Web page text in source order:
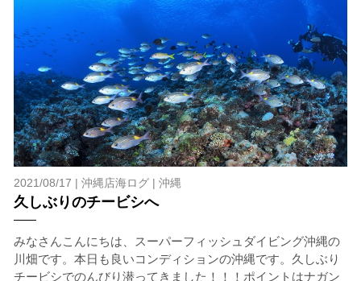
2021/08/17 | 沖縄店海ログ| 沖縄
久しぶりのチービシへ
みなさんこんにちは、スーパーフィッシュダイビング沖縄の
川畑です。本日も良いコンディションの沖縄です。久しぶり
チービシでのんびり潜ってきました！！！ポイントはナガン